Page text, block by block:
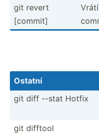
git revert
[commit]
Ostatní
git diff --stat Hotfix
git difftool